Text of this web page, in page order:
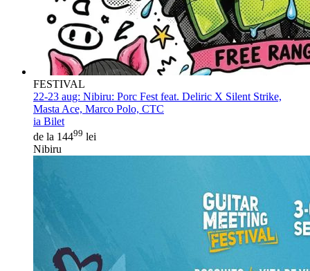
FESTIVAL
22-23 aug: Nibiru: Porc Fest feat. Deliric X Silent Strike,
Masta Ace, Marco Polo, CTC
ia Bilet
de la 14499 lei
Nibiru